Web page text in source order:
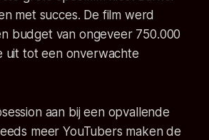
met succes. De film werd
budget van ongeveer 750.000
uit tot een onverwachte
aan bij een opvallende
meer YouTubers maken de